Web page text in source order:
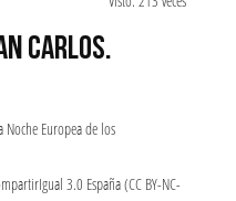
CARLOS.
Europea de los
3.0 España (CC BY-NC-